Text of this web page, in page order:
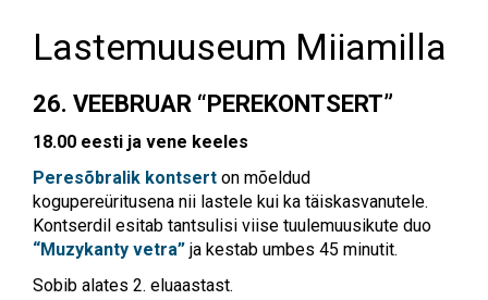
Lastemuuseum Miiamilla
26. VEEBRUAR “PEREKONTSERT”
18.00 eesti ja vene keeles
Peresõbralik kontsert on mõeldud
kogupereüritusena nii lastele kui ka täiskasvanutele.
Kontserdil esitab tantsulisi viise tuulemuusikute duo
“Muzykanty vetra” ja kestab umbes 45 minutit.
Sobib alates 2. eluaastast.